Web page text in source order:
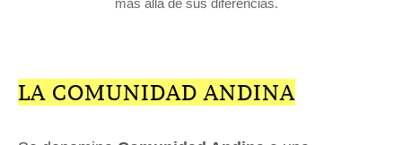
más allá de sus diferencias.
LA COMUNIDAD ANDINA